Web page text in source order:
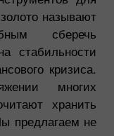
называют
сберечь
стабильности
кризиса.
многих
хранить
предлагаем не